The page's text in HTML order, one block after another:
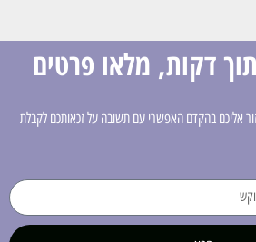
דקות, מלאו פרטים
אליכם בהקדם האפשרי עם תשובה על זכאותכם לקבלת